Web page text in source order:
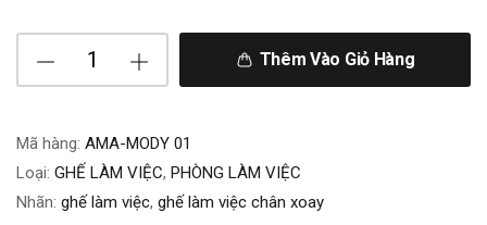
Thêm Vào Giỏ Hàng
Mã hàng: AMA-MODY 01
Loại: GHẾ LÀM VIỆC, PHÒNG LÀM VIỆC
Nhãn: ghế làm việc, ghế làm việc chân xoay